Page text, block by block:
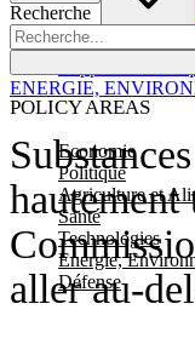
Recherche
POLICY AREAS
Economie
Politique
Agriculture et
Santé
Technologies
Energie,
Défense
aller au-
ENERGIE,